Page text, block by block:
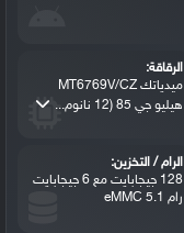
الرقاقة:
ميدياتك MT6769V/CZ
هيليو جي 85 (12 نانوم...
الرام / التخزين:
128 جيجابايت مع 6 جيجابايت
رام eMMC 5.1